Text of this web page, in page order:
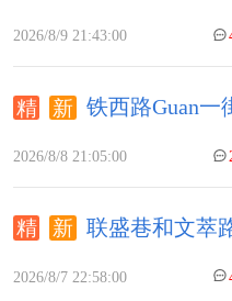
2026/8/9 21:43:00
铁西路Guan一
2026/8/8 21:05:00
联盛巷和文萃
2026/8/7 22:58:00